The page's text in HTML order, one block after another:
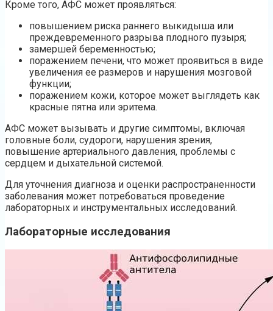
Кроме того, АФС может проявляться:
повышением риска раннего выкидыша или
преждевременного разрыва плодного пузыря;
замершей беременностью;
поражением печени, что может проявиться в виде
увеличения ее размеров и нарушения мозговой
функции;
поражением кожи, которое может выглядеть как
красные пятна или эритема.
АФС может вызывать и другие симптомы, включая
головные боли, судороги, нарушения зрения,
повышение артериального давления, проблемы с
сердцем и дыхательной системой.
Для уточнения диагноза и оценки распространенности
заболевания может потребоваться проведение
лабораторных и инструментальных исследований.
Лабораторные исследования